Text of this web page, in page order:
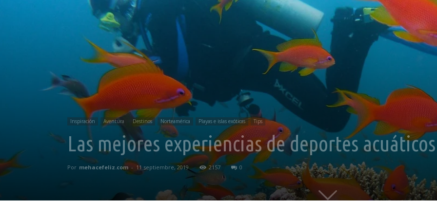
Inspiración Aventura Destinos Norteamérica Playas e islas exóticas Tips
Las mejores experiencias de deportes
Por mehacefeliz.com - 11 septiembre, 2019 2157 0